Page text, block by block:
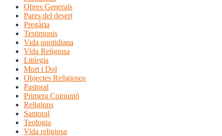
Obres Generals
Pares del desert
Pregària
Testimonis
Vida quotidiana
Vida Religiosa
Litúrgia
Mort i Dol
Objectes Religiosos
Pastoral
Primera Comunió
Religions
Santoral
Teologia
Vida religiosa